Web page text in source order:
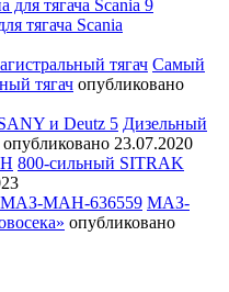
тягача Scania
Самый
тягач опубликовано
Дизельный
опубликовано 23.07.2020
800-сильный SITRAK
МАЗ-
опубликовано